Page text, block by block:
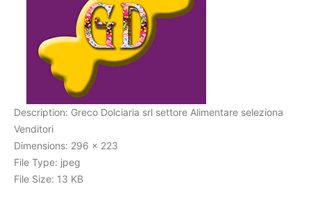
Description: Greco Dolciaria srl settore Alimentare seleziona
Venditori
Dimensions: 296 x 223
File Type: jpeg
File Size: 13 KB